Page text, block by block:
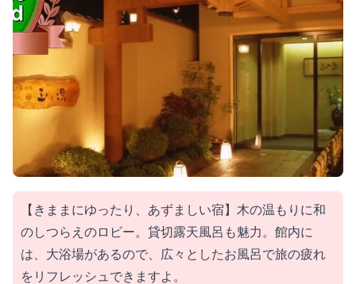
【きままにゆったり、あずましい宿】木の温もりに和
のしつらえのロビー。貸切露天風呂も魅力。館内に
は、大浴場があるので、広々としたお風呂で旅の疲れ
をリフレッシュできますよ。